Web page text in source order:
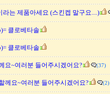
라는 제품아세요 (스킨켑 말구요....)
클로베타솔
클로베타솔
요~여러분 들어주시겠어요? (37)
께요~여러분 들어주시겠어요? (2)